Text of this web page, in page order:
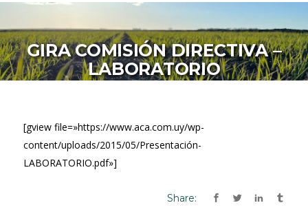
GIRA COMISIÓN DIRECTIVA –
LABORATORIO
[gview file=»https://www.aca.com.uy/wp-
content/uploads/2015/05/Presentación-
LABORATORIO.pdf»]
Share: